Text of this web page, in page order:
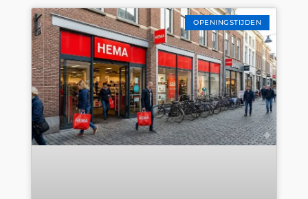
OPENINGSTIJDEN